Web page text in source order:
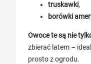
truskawki,
borówki
Owoce te są nie
zbierać latem –
prosto z ogrodu.